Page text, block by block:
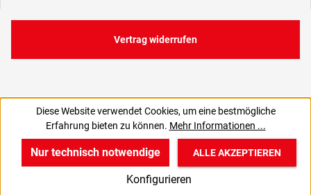
Vertrag widerrufen
Diese Website verwendet Cookies, um eine bestmögliche
Erfahrung bieten zu können. Mehr Informationen ...
Nur technisch notwendige
Konfigurieren
ALLE AKZEPTIEREN
v
Produkte
B